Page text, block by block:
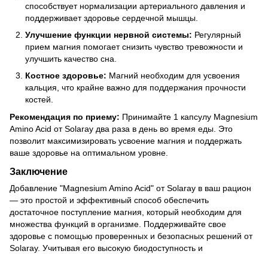
способствует нормализации артериального давления и
поддерживает здоровье сердечной мышцы.
Улучшение функции нервной системы: Регулярный
прием магния помогает снизить чувство тревожности и
улучшить качество сна.
Костное здоровье: Магний необходим для усвоения
кальция, что крайне важно для поддержания прочности
костей.
Рекомендация по приему: Принимайте 1 капсулу Magnesium
Amino Acid от Solaray два раза в день во время еды. Это
позволит максимизировать усвоение магния и поддержать
ваше здоровье на оптимальном уровне.
Заключение
Добавление "Magnesium Amino Acid" от Solaray в ваш рацион
— это простой и эффективный способ обеспечить
достаточное поступление магния, который необходим для
множества функций в организме. Поддерживайте свое
здоровье с помощью проверенных и безопасных решений от
Solaray. Учитывая его высокую биодоступность и